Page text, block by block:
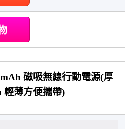
磁吸無線行動電源(厚
輕薄方便攜帶)